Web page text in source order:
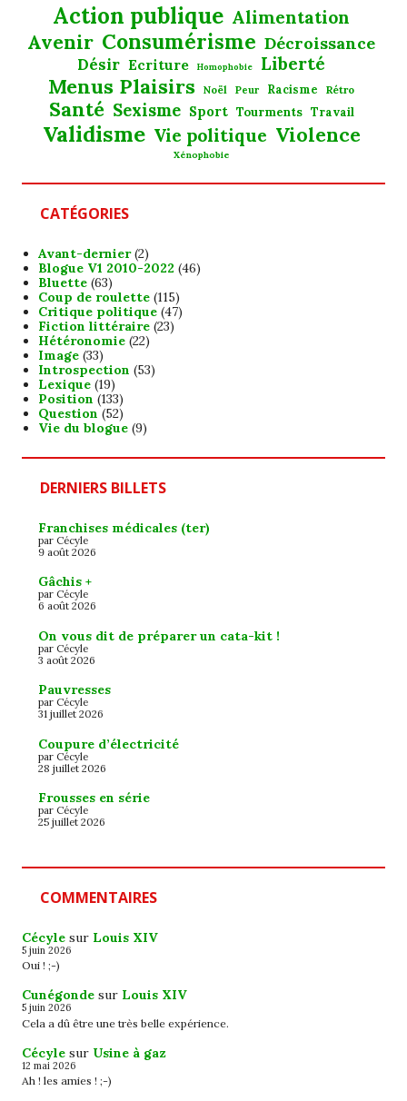
Action publique Alimentation
Avenir Consumérisme Décroissance
Désir Ecriture Homophobie Liberté
Menus Plaisirs Noël Peur Racisme Rétro
Santé Sexisme Sport Tourments Travail
Validisme Vie politique Violence
Xénophobie
CATÉGORIES
Avant-dernier(2)
Blogue V1 2010-2022 (46)
Bluette(63)
Coup de roulette(115)
Critique politique(47)
Fiction littéraire(23)
Hétéronomie(22)
Image(33)
Introspection (53)
Lexique(19)
Position (133)
Question (52)
Vie du blogue(9)
DERNIERS BILLETS
Franchises médicales (ter)
par Cécyle
9 août 2026
Gâchis +
par Cécyle
6 août 2026
On vous dit de préparer un cata-kit !
par Cécyle
3 août 2026
Pauvresses
par Cécyle
31 juillet 2026
Coupure d’électricité
par Cécyle
28 juillet 2026
Frousses en série
par Cécyle
25 juillet 2026
COMMENTAIRES
Cécyle sur Louis XIV
5 juin 2026
Oui ! ;-)
Cunégonde sur Louis XIV
5 juin 2026
Cela a dû être une très belle expérience.
Cécyle sur Usine à gaz
12 mai 2026
Ah ! les amies ! ;-)